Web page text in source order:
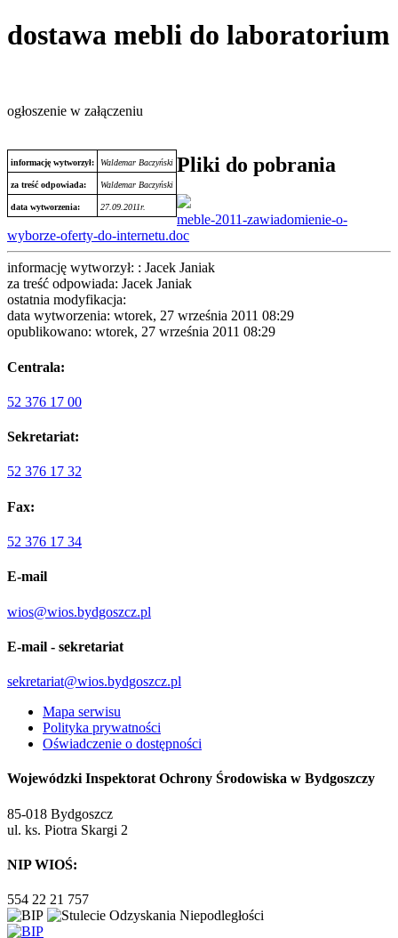
dostawa mebli do laboratorium
ogłoszenie w załączeniu
informację wytworzył: Waldemar Baczyński
za treść odpowiada: Waldemar Baczyński
data wytworzenia: 27.09.2011r.
Pliki do pobrania
meble-2011-zawiadomienie-o-
wyborze-oferty-do-internetu.doc
informację wytworzył: : Jacek Janiak
za treść odpowiada: Jacek Janiak
ostatnia modyfikacja:
data wytworzenia: wtorek, 27 września 2011 08:29
opublikowano: wtorek, 27 września 2011 08:29
Centrala:
52 376 17 00
Sekretariat:
52 376 17 32
Fax:
52 376 17 34
E-mail
wios@wios.bydgoszcz.pl
E-mail - sekretariat
sekretariat@wios.bydgoszcz.pl
Mapa serwisu
Polityka prywatności
Oświadczenie o dostępności
Wojewódzki Inspektorat Ochrony Środowiska w Bydgoszczy
85-018 Bydgoszcz
ul. ks. Piotra Skargi 2
NIP WIOŚ:
554 22 21 757